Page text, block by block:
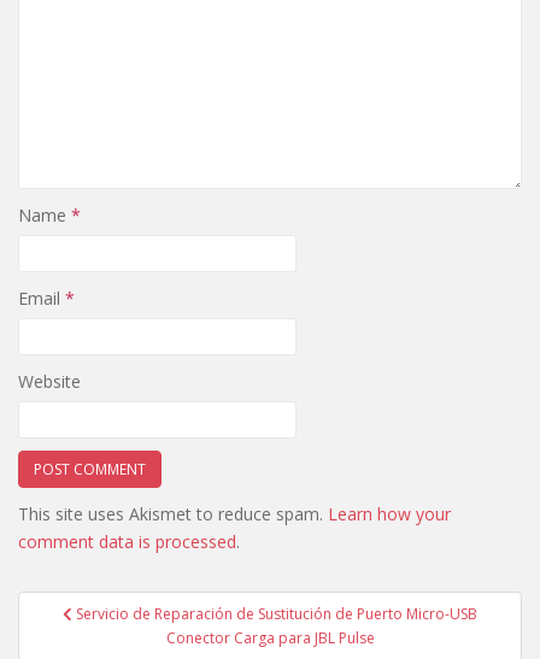
Name *
Email *
Website
This site uses Akismet to reduce spam. Learn how your
comment data is processed.
Post
navigation
Servicio de Reparación de Sustitución de Puerto Micro-USB
Conector Carga para JBL Pulse